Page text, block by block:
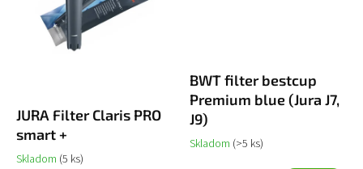
JURA Filter Claris PRO
smart +
Skladom (5 ks)
BWT filter bestcup
Premium blue (Jura J7,
J9)
Skladom (>5 ks)